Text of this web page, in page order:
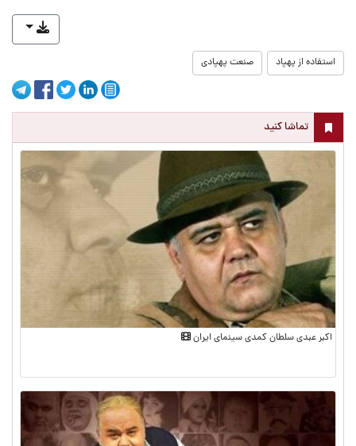
استفاده از پهپاد صنعت پهپادی
تماشا کنید
اکبر عبدی سلطان کمدی سینمای ایران